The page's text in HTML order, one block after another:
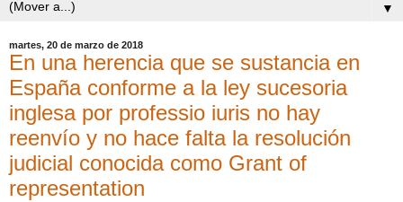
▼
martes, 20 de marzo de 2018
En una herencia que se sustancia en
España conforme a la ley sucesoria
inglesa por professio iuris no hay
reenvío y no hace falta la resolución
judicial conocida como Grant of
representation